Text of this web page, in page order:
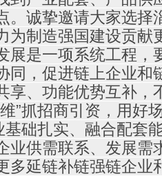
。诚挚邀请大家选择
为制造强国建设贡献
展是一项系统工程，
同，促进链上企业和
享、功能优势互补，
”抓招商引资，用好
基础扎实、融合配套
业供需联系、发展需
多延链补链强链企业